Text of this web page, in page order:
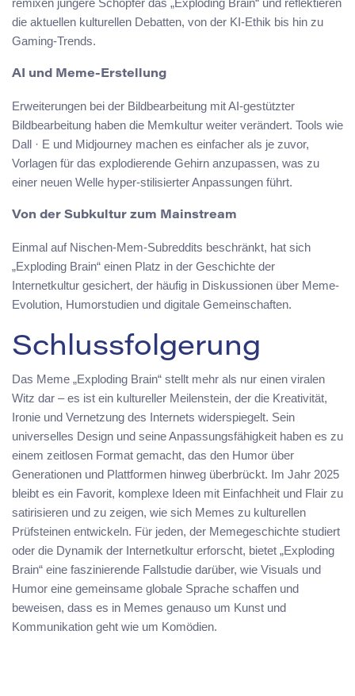
die aktuellen kulturellen Debatten, von der KI-Ethik bis hin zu
Gaming-Trends.
AI und Meme-Erstellung
Erweiterungen bei der Bildbearbeitung mit AI-gestützter
Bildbearbeitung haben die Memkultur weiter verändert. Tools wie
Dall · E und Midjourney machen es einfacher als je zuvor,
Vorlagen für das explodierende Gehirn anzupassen, was zu
einer neuen Welle hyper-stilisierter Anpassungen führt.
Von der Subkultur zum Mainstream
Einmal auf Nischen-Mem-Subreddits beschränkt, hat sich
„Exploding Brain“ einen Platz in der Geschichte der
Internetkultur gesichert, der häufig in Diskussionen über Meme-
Evolution, Humorstudien und digitale Gemeinschaften.
Schlussfolgerung
Das Meme „Exploding Brain“ stellt mehr als nur einen viralen
Witz dar – es ist ein kultureller Meilenstein, der die Kreativität,
Ironie und Vernetzung des Internets widerspiegelt. Sein
universelles Design und seine Anpassungsfähigkeit haben es zu
einem zeitlosen Format gemacht, das den Humor über
Generationen und Plattformen hinweg überbrückt. Im Jahr 2025
bleibt es ein Favorit, komplexe Ideen mit Einfachheit und Flair zu
satirisieren und zu zeigen, wie sich Memes zu kulturellen
Prüfsteinen entwickeln. Für jeden, der Memegeschichte studiert
oder die Dynamik der Internetkultur erforscht, bietet „Exploding
Brain“ eine faszinierende Fallstudie darüber, wie Visuals und
Humor eine gemeinsame globale Sprache schaffen und
beweisen, dass es in Memes genauso um Kunst und
Kommunikation geht wie um Komödien.